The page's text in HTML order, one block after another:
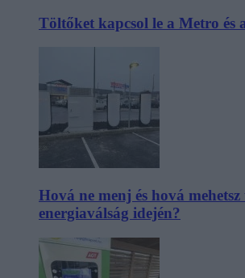
Töltőket kapcsol le a Metro és
Hová ne menj és hová
energiaválság idején?